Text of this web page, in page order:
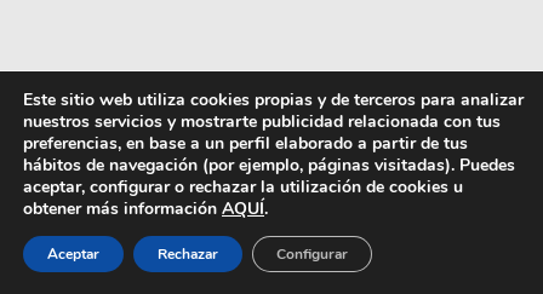
Este sitio web utiliza cookies propias y de terceros para analizar
nuestros servicios y mostrarte publicidad relacionada con tus
preferencias, en base a un perfil elaborado a partir de tus
hábitos de navegación (por ejemplo, páginas visitadas). Puedes
aceptar, configurar o rechazar la utilización de cookies u
obtener más información AQUÍ.
Aceptar Rechazar Configurar